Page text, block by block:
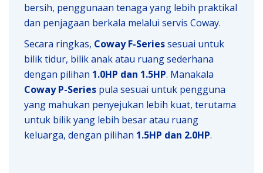
bersih, penggunaan tenaga yang lebih praktikal
dan penjagaan berkala melalui servis Coway.
Secara ringkas, Coway F-Seriessesuai untuk
bilik tidur, bilik anak atau ruang sederhana
dengan pilihan 1.0HP dan 1.5HP. Manakala
Coway P-Series pula sesuai untuk pengguna
yang mahukan penyejukan lebih kuat, terutama
untuk bilik yang lebih besar atau ruang
keluarga, dengan pilihan 1.5HP dan 2.0HP.